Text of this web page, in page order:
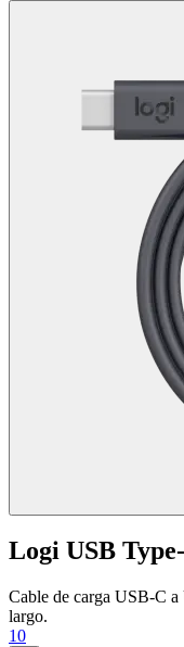
Logi USB
Cable de carga USB-C
largo.
10